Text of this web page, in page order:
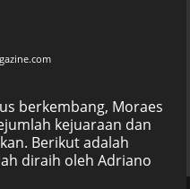
berkembang, Moraes
kejuaraan dan
Berikut adalah
diraih oleh Adriano